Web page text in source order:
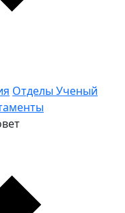
Отделы Ученый